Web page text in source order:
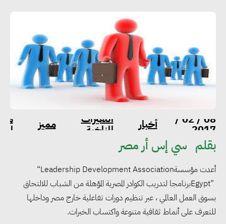
08 / 02 /
2017 أخبار التغيرات
المناخية مميز
بقلم سي إس أر مصر
أعدت مؤسسة“Leadership Development Association
Egypt”برنامجا لتدريب الكوادر المصرية المؤهلة من الشباب للالتحاق
بسوق العمل العالمي ، عبر تنظيم دورات تفاعلية خارج مصر وداخلها
للتعرف على أنماط ثقافية متنوعة واكتساب الخبرات.